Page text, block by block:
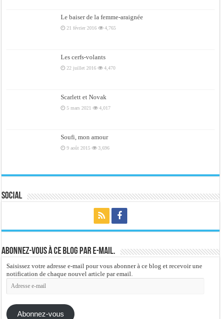
Le baiser de la femme-araignée
21 février 2016 4,765
Les cerfs-volants
22 juillet 2016 4,470
Scarlett et Novak
5 mars 2021 4,017
Soufi, mon amour
9 août 2015 3,696
Social
Abonnez-vous à ce blog par e-mail.
Saisissez votre adresse e-mail pour vous abonner à ce blog et recevoir une
notification de chaque nouvel article par email.
Adresse
e-
Abonnez-vous